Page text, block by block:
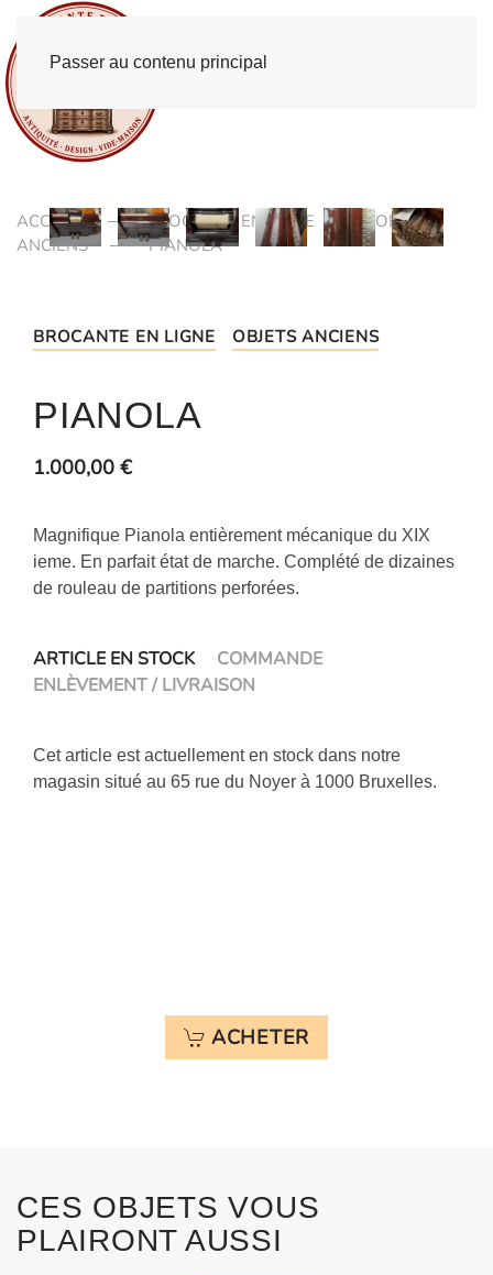
Passer au contenu principal
ACCUEIL BROCANTE EN LIGNE
OBJETS
ANCIENS
PIANOLA
BROCANTE EN LIGNE OBJETS ANCIENS
PIANOLA
1.000,00 €
Magnifique Pianola entièrement mécanique du XIX
ieme. En parfait état de marche. Complété de dizaines
de rouleau de partitions perforées.
ARTICLE EN STOCK
COMMANDE
ENLÈVEMENT / LIVRAISON
Cet article est actuellement en stock dans notre
magasin situé au 65 rue du Noyer à 1000 Bruxelles.
ACHETER
CES OBJETS VOUS
PLAIRONT AUSSI